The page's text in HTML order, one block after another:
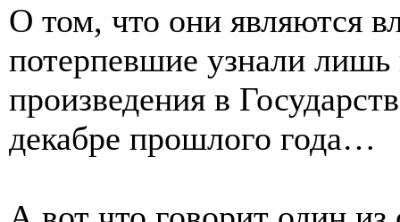
О том, что они являются
потерпевшие узнали лишь
произведения в
декабре прошлого года…